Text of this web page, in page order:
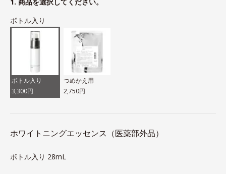
ボトル入り
ボトル入り
3,300円
つめかえ用
2,750円
ホワイトニングエッセンス（医薬部外品）
ボトル入り 28mL